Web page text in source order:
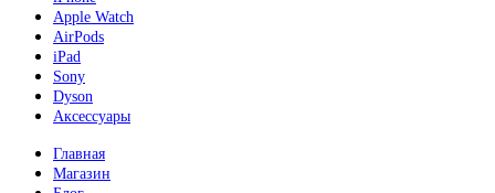
Apple Watch
AirPods
iPad
Sony
Dyson
Аксессуары
Главная
Магазин